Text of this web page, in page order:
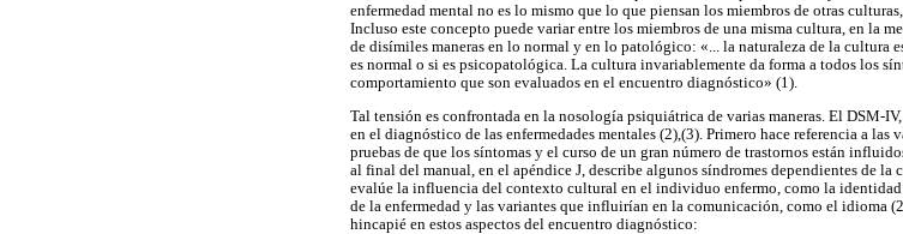
enfermedad mental no es lo mismo que lo que piensan los miembros de otras
Incluso este concepto puede variar entre los miembros de una misma cultura, en la
de disímiles maneras en lo normal y en lo patológico: «... la naturaleza de la cultura
es normal o si es psicopatológica. La cultura invariablemente da forma a todos los
comportamiento que son evaluados en el encuentro diagnóstico» (1).
Tal tensión es confrontada en la nosología psiquiátrica de varias maneras. El DSM-
en el diagnóstico de las enfermedades mentales (2),(3). Primero hace referencia a
pruebas de que los síntomas y el curso de un gran número de trastornos están
al final del manual, en el apéndice J, describe algunos síndromes dependientes de
evalúe la influencia del contexto cultural en el individuo enfermo, como la
de la enfermedad y las variantes que influirían en la comunicación, como el idioma
hincapié en estos aspectos del encuentro diagnóstico: